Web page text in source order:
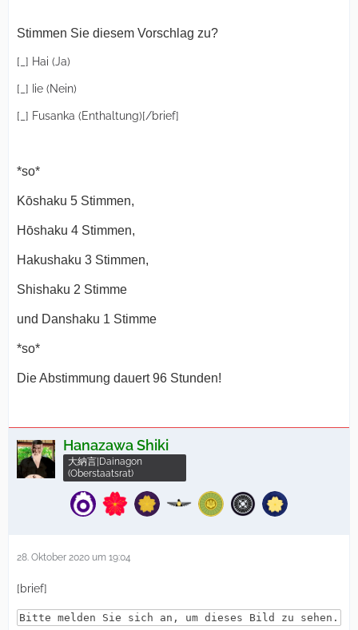
Stimmen Sie diesem Vorschlag zu?
[_] Hai (Ja)
[_] Iie (Nein)
[_] Fusanka (Enthaltung)[/brief]
*so*
Kōshaku 5 Stimmen,
Hōshaku 4 Stimmen,
Hakushaku 3 Stimmen,
Shishaku 2 Stimme
und Danshaku 1 Stimme
*so*
Die Abstimmung dauert 96 Stunden!
Hanazawa Shiki
大納言|Dainagon
(Oberstaatsrat)
28. Oktober 2020 um 19:04
[brief]
Bitte melden Sie sich an, um dieses Bild zu sehen.